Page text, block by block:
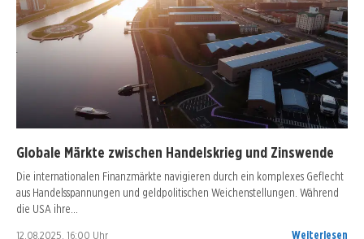
Globale Märkte zwischen Handelskrieg und Zinswende
Die internationalen Finanzmärkte navigieren durch ein komplexes Geflecht
aus Handelsspannungen und geldpolitischen Weichenstellungen. Während
die USA ihre…
12.08.2025, 16:00 Uhr Weiterlesen